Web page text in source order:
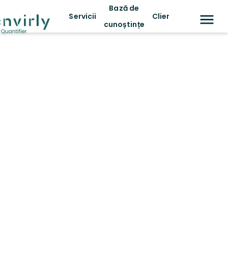
Servicii
Bază de
cunoștințe
Clienți